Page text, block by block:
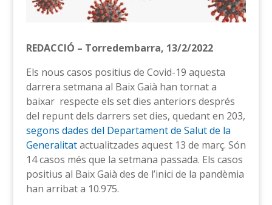
REDACCIÓ – Torredembarra, 13/2/2022
Els nous casos positius de Covid-19 aquesta
darrera setmana al Baix Gaià han tornat a
baixar respecte els set dies anteriors després
del repunt dels darrers set dies, quedant en 203,
segons dades del Departament de Salut de la
Generalitatactualitzades aquest 13 de març. Són
14 casos més que la setmana passada. Els casos
positius al Baix Gaià des de l’inici de la pandèmia
han arribat a 10.975.